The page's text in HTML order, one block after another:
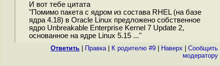
И вот тебе цитата
"Помимо пакета с ядром из состава RHEL (на базе
ядра 4.18) в Oracle Linux предложено собственное
ядро Unbreakable Enterprise Kernel 7 Update 2,
основанное на ядре Linux 5.15 ..."
Ответить Правка| К родителю #9 Наверх
Cообщить
модератору